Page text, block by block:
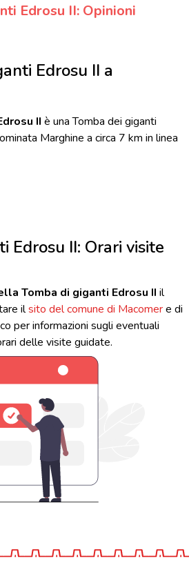
Edrosu II: Opinioni
Edrosu II a
II è una Tomba dei giganti
Marghine a circa 7 km in linea
Edrosu II: Orari visite
Tomba di giganti Edrosu II il
ilsito del comune di Macomere di
per informazioni sugli eventuali
delle visite guidate.